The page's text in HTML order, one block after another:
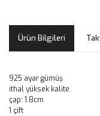
Ürün Bilgileri
925 ayar gümüş
ithal yüksek kalite
çap: 1.8cm
1 çift